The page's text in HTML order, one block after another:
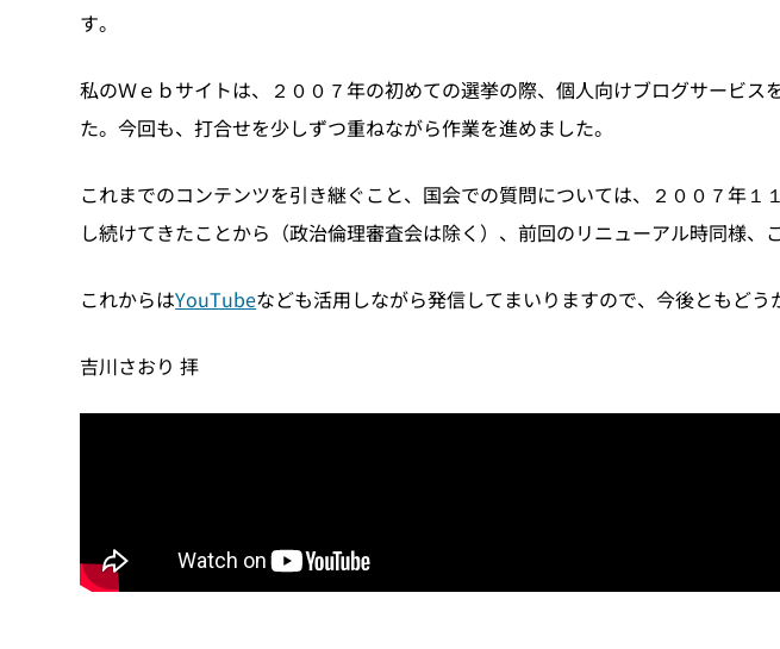
す。
私のＷｅｂサイトは、２００７年の初めての選挙の際、個人向けブログサービ
た。今回も、打合せを少しずつ重ねながら作業を進めました。
これまでのコンテンツを引き継ぐこと、国会での質問については、２００７年
し続けてきたことから（政治倫理審査会は除く）、前回のリニューアル時同様、
これからはYouTubeなども活用しながら発信してまいりますので、今後ともどう
吉川さおり 拝